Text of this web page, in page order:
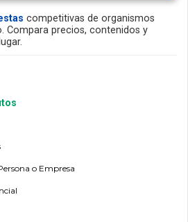
competitivas de organismos
Compara precios, contenidos y
o Empresa